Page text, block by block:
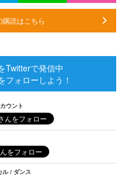
読はこちら
Twitterで発信中
フォローしよう！
ウント
ル / ダンス